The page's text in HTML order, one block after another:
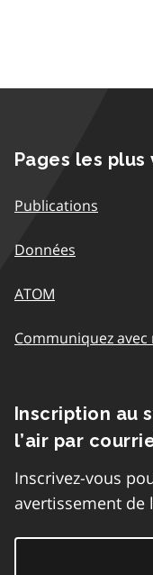
Pages les plus
Publications
Données
ATOM
Communiquez avec
Inscription au
l’air par
Inscrivez-vous
avertissement de